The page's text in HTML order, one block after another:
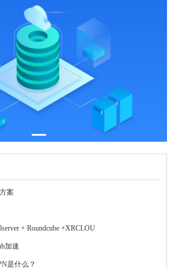
案
+ Roundcube +XRCLOU
加速
是什么？